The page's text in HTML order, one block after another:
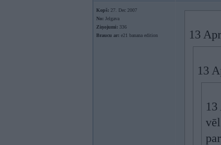
Kopš: 27. Dec 2007
No: Jelgava
Ziņojumi: 336
Braucu ar: e21 banana edition 13
13